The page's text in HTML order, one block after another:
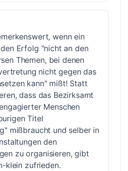
wenn ein
Erfolg "nicht an den
Themen, bei denen
nicht gegen das
kann" mißt! Statt
dass das Bezirksamt
Menschen
Titel
mißbraucht und selber in
den
zu organisieren, gibt
klein zufrieden.